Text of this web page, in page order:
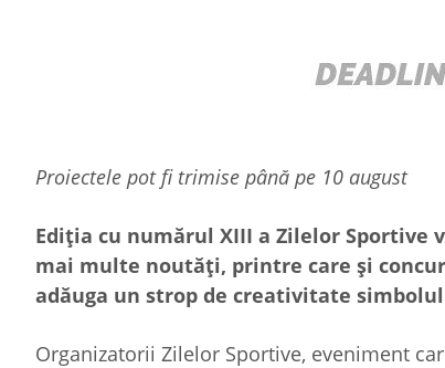
Proiectele pot fi trimise până pe 10 august
Ediția cu numărul XIII a Zilelor Sportive
mai multe noutăți, printre care și
adăuga un strop de creativitate
Organizatorii Zilelor Sportive, eveniment